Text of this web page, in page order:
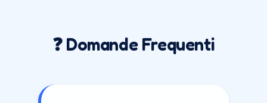
❓ Domande Frequenti